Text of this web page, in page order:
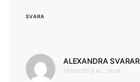
SVARA
ALEXANDRA SVARAR
29/04/2013 KL. 16:31